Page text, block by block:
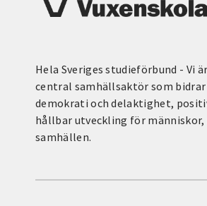
Hela Sveriges studieförbund - Vi
central samhällsaktör som
demokrati och delaktighet,
hållbar utveckling för människor,
samhällen.